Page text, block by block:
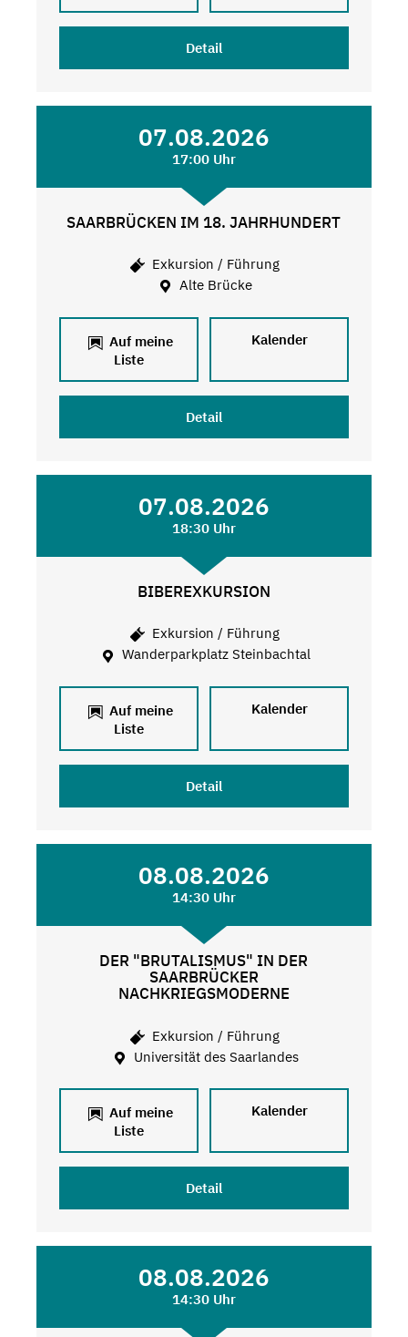
Detail
07.08.2026
17:00 Uhr
SAARBRÜCKEN IM 18. JAHRHUNDERT
Exkursion / Führung
Alte Brücke
Auf meine
Liste
Kalender
Detail
07.08.2026
18:30 Uhr
BIBEREXKURSION
Exkursion / Führung
Wanderparkplatz Steinbachtal
Auf meine
Liste
Kalender
Detail
08.08.2026
14:30 Uhr
DER "BRUTALISMUS" IN DER
SAARBRÜCKER
NACHKRIEGSMODERNE
Exkursion / Führung
Universität des Saarlandes
Auf meine
Liste
Kalender
Detail
08.08.2026
14:30 Uhr